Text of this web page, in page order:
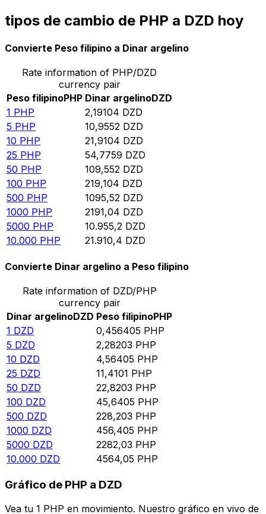
tipos de cambio de PHP a DZD hoy
Convierte Peso filipino a Dinar argelino
Rate information of PHP/DZD
currency pair
Peso filipinoPHP Dinar argelinoDZD
1 PHP 2,19104 DZD
5 PHP 10,9552 DZD
10 PHP 21,9104 DZD
25 PHP 54,7759 DZD
50 PHP 109,552 DZD
100 PHP 219,104 DZD
500 PHP 1095,52 DZD
1000 PHP 2191,04 DZD
5000 PHP 10.955,2 DZD
10.000 PHP 21.910,4 DZD
Convierte Dinar argelino a Peso filipino
Rate information of DZD/PHP
currency pair
Dinar argelinoDZD Peso filipinoPHP
1 DZD 0,456405 PHP
5 DZD 2,28203 PHP
10 DZD 4,56405 PHP
25 DZD 11,4101 PHP
50 DZD 22,8203 PHP
100 DZD 45,6405 PHP
500 DZD 228,203 PHP
1000 DZD 456,405 PHP
5000 DZD 2282,03 PHP
10.000 DZD 4564,05 PHP
Gráfico de PHP a DZD
Vea tu 1 PHP en movimiento. Nuestro gráfico en vivo de